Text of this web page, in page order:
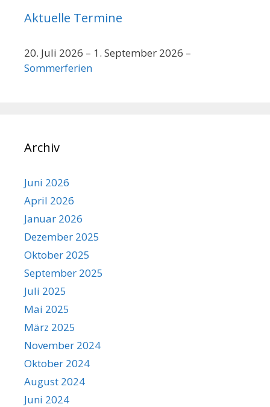
Aktuelle Termine
20. Juli 2026 – 1. September 2026 –
Sommerferien
Archiv
Juni 2026
April 2026
Januar 2026
Dezember 2025
Oktober 2025
September 2025
Juli 2025
Mai 2025
März 2025
November 2024
Oktober 2024
August 2024
Juni 2024